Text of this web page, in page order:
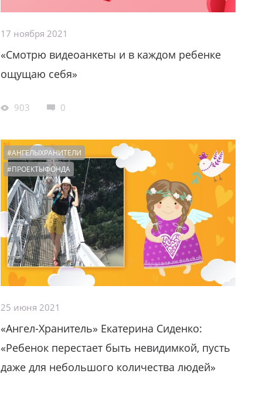
17 ноября 2021
«Смотрю видеоанкеты и в каждом ребенке
ощущаю себя»
903 0
#АНГЕЛЫХРАНИТЕЛИ
#ПРОЕКТЫФОНДА
25 июня 2021
«Ангел-Хранитель» Екатерина Сиденко:
«Ребенок перестает быть невидимкой, пусть
даже для небольшого количества людей»